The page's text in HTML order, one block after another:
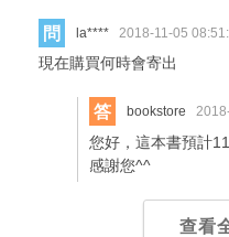
問 la**** 2018-11-05
現在購買何時會寄出
答 bookstore
您好，這本書預計
感謝您^^
查看